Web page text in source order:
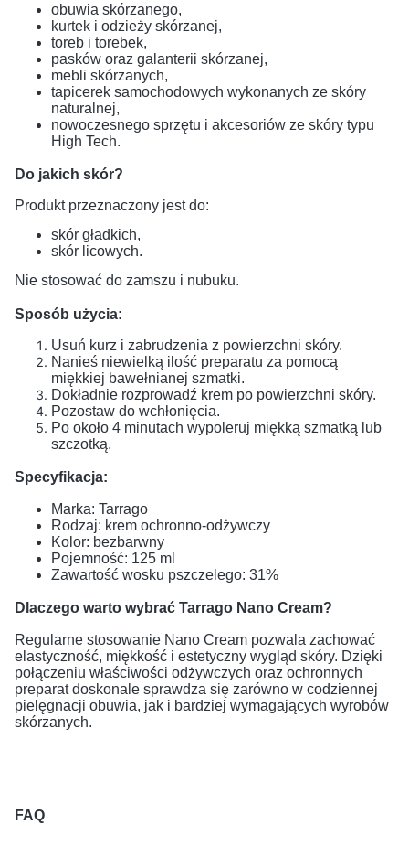
obuwia skórzanego,
kurtek i odzieży skórzanej,
toreb i torebek,
pasków oraz galanterii skórzanej,
mebli skórzanych,
tapicerek samochodowych wykonanych ze skóry
naturalnej,
nowoczesnego sprzętu i akcesoriów ze skóry typu
High Tech.
Do jakich skór?
Produkt przeznaczony jest do:
skór gładkich,
skór licowych.
Nie stosować do zamszu i nubuku.
Sposób użycia:
Usuń kurz i zabrudzenia z powierzchni skóry.
Nanieś niewielką ilość preparatu za pomocą
miękkiej bawełnianej szmatki.
Dokładnie rozprowadź krem po powierzchni skóry.
Pozostaw do wchłonięcia.
Po około 4 minutach wypoleruj miękką szmatką lub
szczotką.
Specyfikacja:
Marka: Tarrago
Rodzaj: krem ochronno-odżywczy
Kolor: bezbarwny
Pojemność: 125 ml
Zawartość wosku pszczelego: 31%
Dlaczego warto wybrać Tarrago Nano Cream?
Regularne stosowanie Nano Cream pozwala zachować
elastyczność, miękkość i estetyczny wygląd skóry. Dzięki
połączeniu właściwości odżywczych oraz ochronnych
preparat doskonale sprawdza się zarówno w codziennej
pielęgnacji obuwia, jak i bardziej wymagających wyrobów
skórzanych.
FAQ